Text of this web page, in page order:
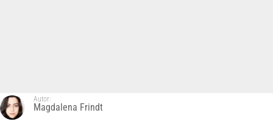
Autor:
Magdalena Frindt